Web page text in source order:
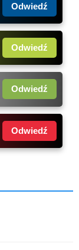
Odwiedź
Odwiedź
Odwiedź
Odwiedź